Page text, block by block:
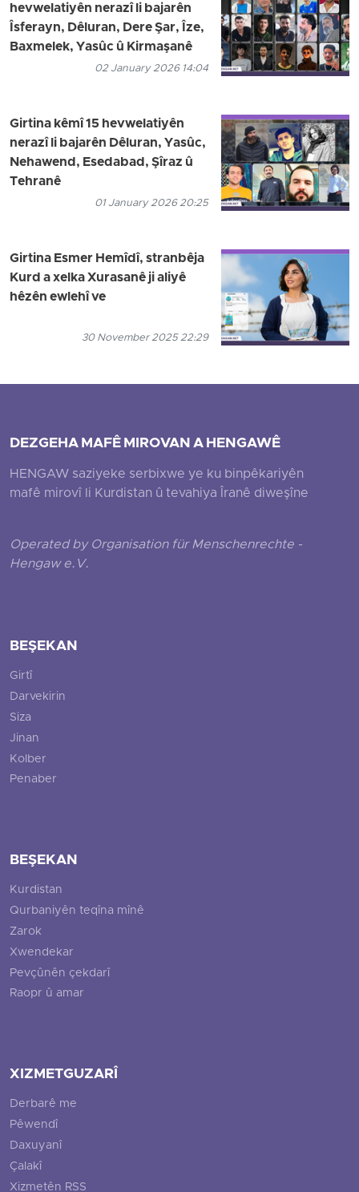
hevwelatiyên nerazî li bajarên
Îsferayn, Dêluran, Dere Şar, Îze,
Baxmelek, Yasûc û Kirmaşanê
02 January 2026 14:04
Girtina kêmî 15 hevwelatiyên
nerazî li bajarên Dêluran, Yasûc,
Nehawend, Esedabad, Şîraz û
Tehranê
01 January 2026 20:25
Girtina Esmer Hemîdî, stranbêja
Kurd a xelka Xurasanê ji aliyê
hêzên ewlehî ve
30 November 2025 22:29
DEZGEHA MAFÊ MIROVAN A HENGAWÊ
HENGAW saziyeke serbixwe ye ku binpêkariyên
mafê mirovî li Kurdistan û tevahiya Îranê diweşîne
Operated by Organisation für Menschenrechte -
Hengaw e.V.
BEŞEKAN
Girtî
Darvekirin
Siza
Jinan
Kolber
Penaber
BEŞEKAN
Kurdistan
Qurbaniyên teqîna mînê
Zarok
Xwendekar
Pevçûnên çekdarî
Raopr û amar
XIZMETGUZARÎ
Derbarê me
Pêwendî
Daxuyanî
Çalakî
Xizmetên RSS